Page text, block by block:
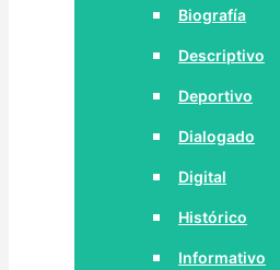
Biografía
Descriptivo
Deportivo
Dialogado
Digital
Histórico
Informativo